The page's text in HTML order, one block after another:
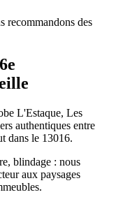
recommandons des
L'Estaque, Les
authentiques entre
dans le 13016.
blindage : nous
aux paysages